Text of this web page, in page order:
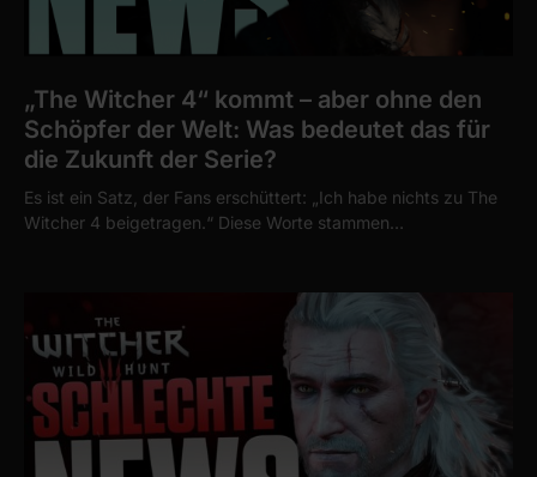
„The Witcher 4“ kommt – aber ohne den
Schöpfer der Welt: Was bedeutet das für
die Zukunft der Serie?
Es ist ein Satz, der Fans erschüttert: „Ich habe nichts zu The
Witcher 4 beigetragen.“ Diese Worte stammen…